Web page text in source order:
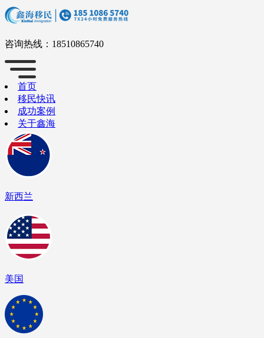
咨询热线： 18510865740
首页
移民快讯
成功案例
关于鑫海
新西兰
美国